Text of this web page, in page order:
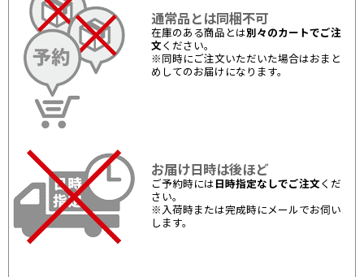
通常品とは同梱不可
在庫のある商品とは別々のカートでご注
文 ください。
※同時にご注文いただいた場合はおまと
めしてのお届けになります。
お届け日時は後ほど
ご予約時には 日時指定なしでご注文 くだ
さい。
※入荷時または完成時にメールでお伺い
します。